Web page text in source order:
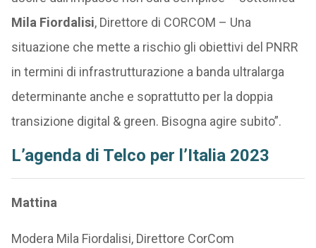
Mila Fiordalisi, Direttore di CORCOM – Una
situazione che mette a rischio gli obiettivi del PNRR
in termini di infrastrutturazione a banda ultralarga
determinante anche e soprattutto per la doppia
transizione digital & green. Bisogna agire subito”.
L’agenda di Telco per l’Italia 2023
Mattina
Modera Mila Fiordalisi, Direttore CorCom